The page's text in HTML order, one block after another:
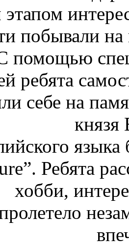
побывали
помощью
ребята
себе на
Ребята
хобби,